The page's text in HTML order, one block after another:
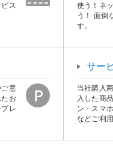
ス
使う！ネ
う！ 面倒
す。
意
お
レ
サー
当社購入
入した商
ン・スマ
などご利